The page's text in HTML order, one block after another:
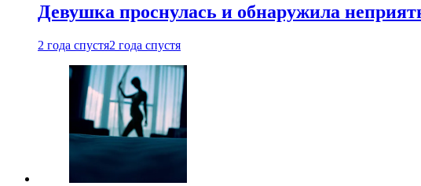
Девушка проснулась и обнаружила
2 года спустя2 года спустя